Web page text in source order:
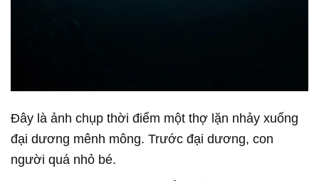
Đây là ảnh chụp thời điểm một thợ lặn nhảy xuống
đại dương mênh mông. Trước đại dương, con
người quá nhỏ bé.